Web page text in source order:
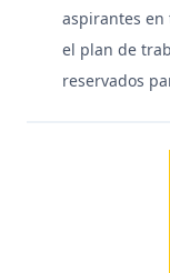
aspirantes en
el plan de
reservados